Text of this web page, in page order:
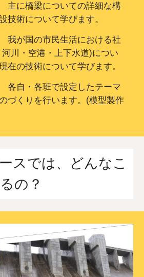
主に橋梁についての詳細な構
技術について学びます。
我が国の市民生活における社
川・空港・上下水道)につい
在の技術について学びます。
各自・各班で設定したテーマ
づくりを行います。 (模型製作
スでは、どんなこ
の？